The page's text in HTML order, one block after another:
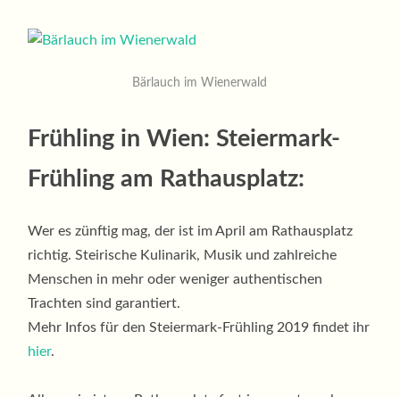
Bärlauch im Wienerwald
Frühling in Wien: Steiermark-
Frühling am Rathausplatz:
Wer es zünftig mag, der ist im April am Rathausplatz
richtig. Steirische Kulinarik, Musik und zahlreiche
Menschen in mehr oder weniger authentischen
Trachten sind garantiert.
Mehr Infos für den Steiermark-Frühling 2019 findet ihr
hier.